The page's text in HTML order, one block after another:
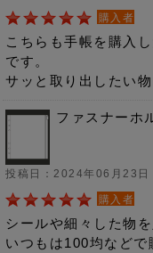
購入者
こちらも手帳を購入
です。
サッと取り出したい
ファスナーホ
投稿日：2024年06月23日
購入者
シールや細々した物
いつもは100均など